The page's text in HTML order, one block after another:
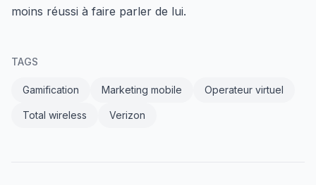
moins réussi à faire parler de lui.
TAGS
Gamification Marketing mobile Operateur virtuel
Total wireless Verizon